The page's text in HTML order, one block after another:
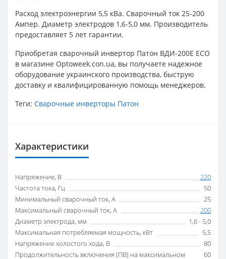
Расход электроэнергии 5,5 кВа. Сварочный ток 25-200
Ампер. Диаметр электродов 1,6-5,0 мм. Производитель
предоставляет 5 лет гарантии.
Приобретая сварочный инвертор Патон ВДИ-200E ECO
в магазине Optoweek.con.ua, вы получаете надежное
оборудование украинского производства, быструю
доставку и квалифицированную помощь менеджеров.
Теги: Сварочные инверторы Патон
Характеристики
Напряжение, В
220
Частота тока, Гц
50
Минимальный сварочный ток, А
25
Максимальный сварочный ток, А
200
Диаметр электрода, мм
1,6 - 5,0
Максимальная потребляемая мощность, кВт
5,5
Напряжение холостого хода, В
80
Продолжительность включения (ПВ) на максимальном
60